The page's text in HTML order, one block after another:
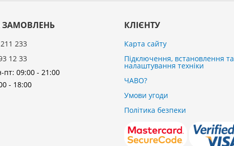
ЗАМОВЛЕНЬ
233
12 33
пт: 09:00 - 21:00
- 18:00
КЛІЄНТУ
Карта сайту
Підключення, встановлення та
налаштування техніки
ЧАВО?
Умови угоди
Політика безпеки